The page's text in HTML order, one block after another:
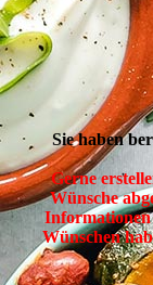
Sie haben
Gerne
Wünsche
Wünschen